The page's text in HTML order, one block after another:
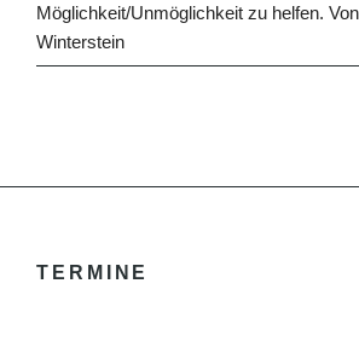
Möglichkeit/Unmöglichkeit zu helfen.
Winterstein
TERMINE